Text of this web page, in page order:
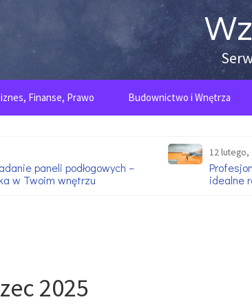
Finanse, Prawo Budownictwo i Wnętrza
paneli podłogowych –
w Twoim wnętrzu
12 lutego,
idealne
2025